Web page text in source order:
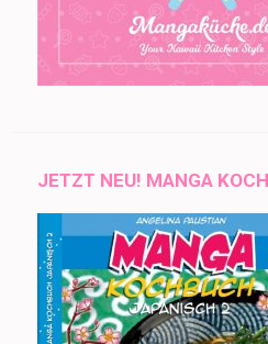
JETZT NEU! MANGA